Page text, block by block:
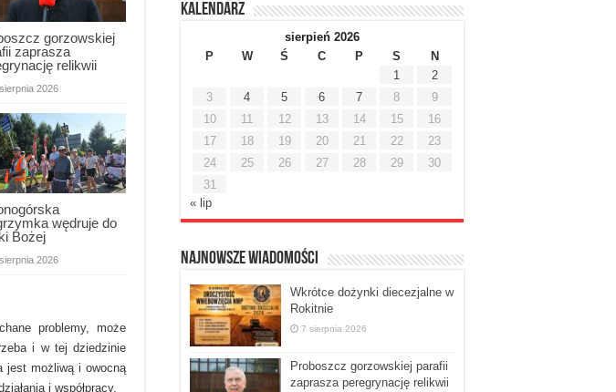
gorzowskiej
zaprasza
relikwii
2026
wędruje do
Bożej
2026
problemy, może
i w tej dziedzinie
jest możliwą i owocną
i współpracy.
Kalendarz
sierpień 2026
P
W Ś C P S
N
1
2
3
4 5 6 7 8
9
10
11 12 13 14 15
16
17
18 19 20 21 22
23
24
25 26 27 28 29
30
31
« lip
Najnowsze Wiadomości
Wkrótce dożynki diecezjalne w
Rokitnie
7 sierpnia 2026
Proboszcz gorzowskiej parafii
zaprasza peregrynację relikwii